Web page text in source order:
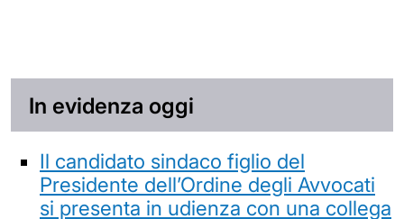
In evidenza oggi
Il candidato sindaco figlio del
Presidente dell’Ordine degli Avvocati
si presenta in udienza con una collega